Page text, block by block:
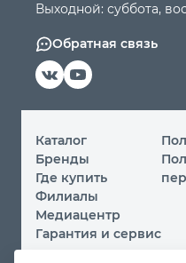
Выходной: суббота,
Обратная связь
Каталог
Бренды
Где купить
Филиалы
Медиацентр
Гарантия и сервис